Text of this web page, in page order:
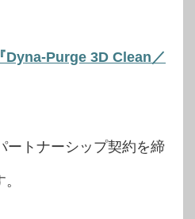
Dyna-Purge 3D Clean／
ートナーシップ契約を締